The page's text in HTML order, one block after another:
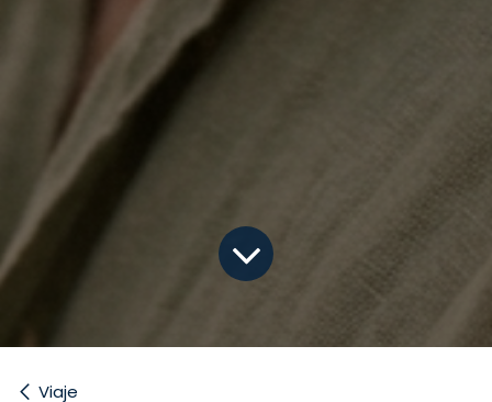
Viaje